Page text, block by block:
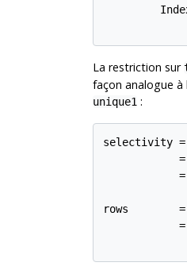
La restriction sur
façon analogue
unique1:
selectivity =
rows        =